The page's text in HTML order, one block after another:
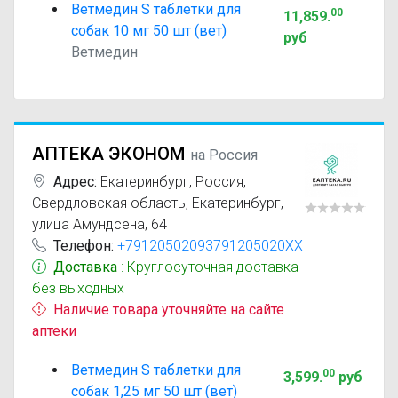
Ветмедин S таблетки для
собак 10 мг 50 шт (вет)
Ветмедин
11,859.00
руб
АПТЕКА ЭКОНОМ на Россия
Адрес: Екатеринбург, Россия,
Свердловская область, Екатеринбург,
улица Амундсена, 64
Телефон: +79120502093791205020XX
Доставка : Круглосуточная доставка
без выходных
Наличие товара уточняйте на сайте
аптеки
Ветмедин S таблетки для
собак 1,25 мг 50 шт (вет)
3,599.00руб